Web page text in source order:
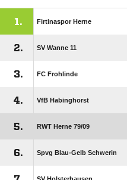
1. Firtinaspor Herne
2. SV Wanne 11
3. FC Frohlinde
4. VfB Habinghorst
5. RWT Herne 79/​09
6. Spvg Blau-Gelb Schwerin